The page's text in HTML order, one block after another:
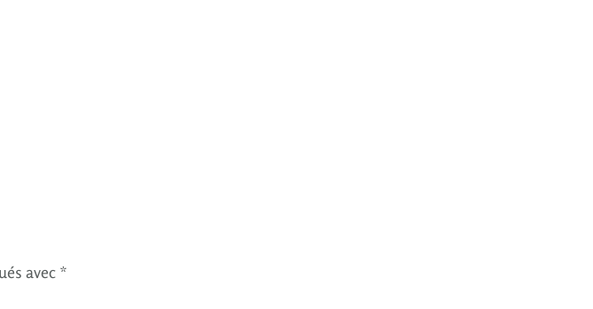
avec *